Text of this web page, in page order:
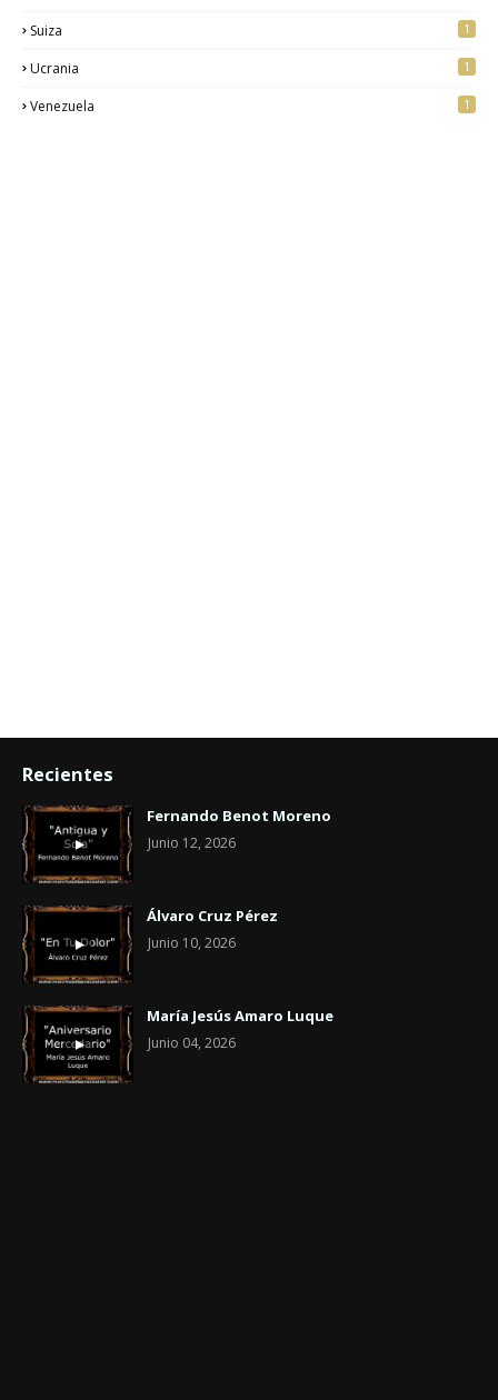
Suiza
1
Ucrania 1
Venezuela 1
Recientes
Fernando Benot Moreno
Junio 12, 2026
Álvaro Cruz Pérez
Junio 10, 2026
María Jesús Amaro Luque
Junio 04, 2026